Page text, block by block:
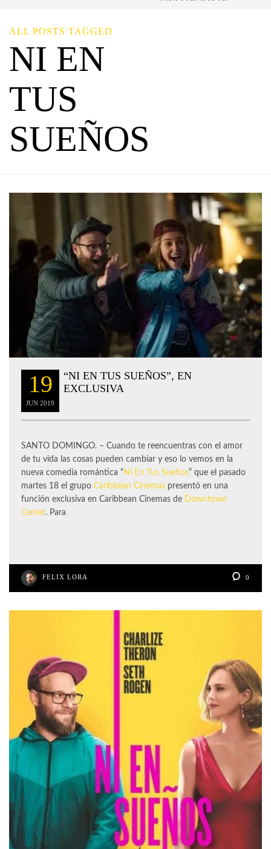
ALL POSTS TAGGED
NI EN
TUS
SUEÑOS
19
JUN 2019
“NI EN TUS SUEÑOS”, EN
EXCLUSIVA
SANTO DOMINGO. – Cuando te reencuentras con el amor
de tu vida las cosas pueden cambiar y eso lo vemos en la
nueva comedia romántica “ Ni En Tus Sueños” que el pasado
martes 18 el grupo Caribbean Cinemas presentó en una
función exclusiva en Caribbean Cinemas de
Downtown
Center. Para
FELIX LORA 0